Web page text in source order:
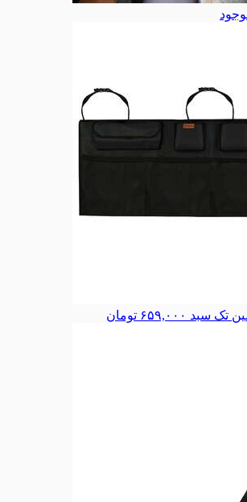
تک سبد ۶۵۹,۰۰۰ تومان